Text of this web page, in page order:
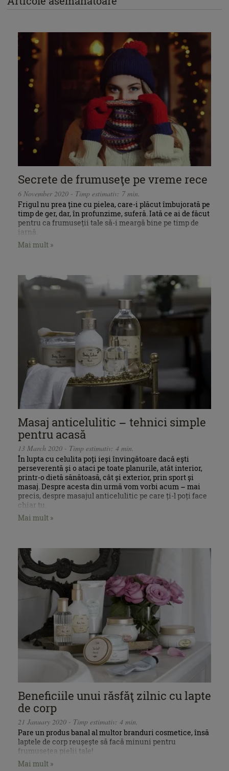
Secrete de frumuseţe pe vreme rece
6 November 2020 - Timp estimativ: 7 min.
Frigul nu prea ține cu pielea, care-i plăcut îmbujorată pe
timp de ger, dar, în profunzime, suferă. Iată ce ai de făcut
pentru ca frumuseţii tale să-i meargă bine pe timp de
iarnă.
Mai mult »
Masaj anticelulitic – tehnici simple
pentru acasă
13 March 2020 - Timp estimativ: 4 min.
În lupta cu celulita poți ieși învingătoare dacă ești
perseverentă și o ataci pe toate planurile, atât interior,
printr-o dietă sănătoasă, cât și exterior, prin sport și
masaj. Despre acesta din urmă vom vorbi acum – mai
precis, despre masajul anticelulitic pe care ți-l poți face
chiar tu.
Mai mult »
Beneficiile unui răsfăţ zilnic cu lapte
de corp
21 January 2020 - Timp estimativ: 4 min.
Pare un produs banal al multor branduri cosmetice, însă
laptele de corp reușește să facă minuni pentru
frumusețea pielii tale!
Mai mult »